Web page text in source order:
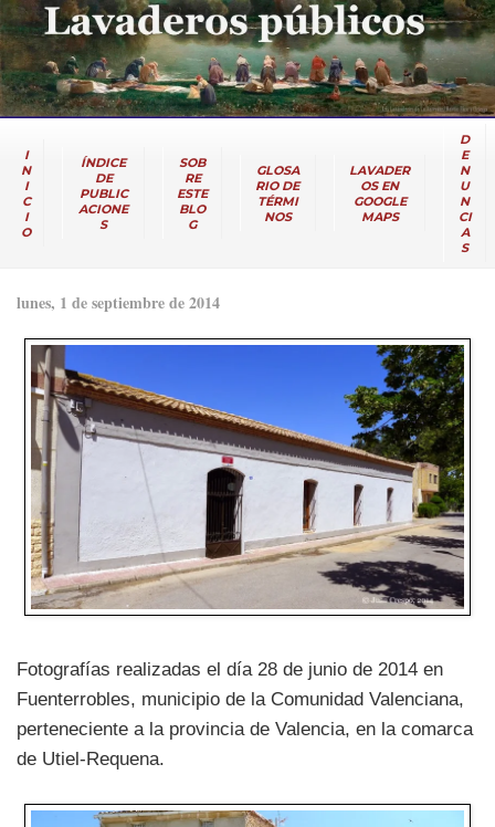
I
N
I
C
I
O
ÍNDICE
DE
PUBLIC
ACIONE
S
SOB
RE
ESTE
BLO
G
GLOSA
RIO DE
TÉRMI
NOS
LAVADER
OS EN
GOOGLE
MAPS
D
E
N
U
N
CI
A
S
lunes, 1 de septiembre de 2014
Fotografías realizadas el día 28 de junio de 2014 en
Fuenterrobles, municipio de la Comunidad Valenciana,
perteneciente a la provincia de Valencia, en la comarca
de Utiel-Requena.